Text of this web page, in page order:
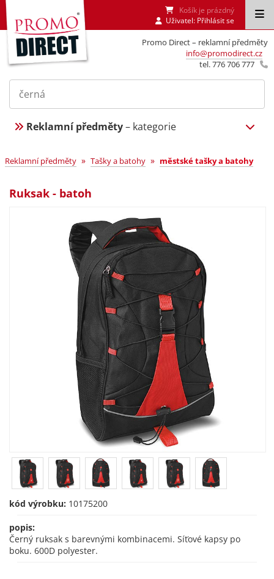
Promo Direct – reklamní předměty
info@promodirect.cz
tel. 776 706 777
Košík je prázdný
Uživatel: Přihlásit se
Reklamní předměty– kategorie
Reklamní předměty » Tašky a batohy » městské tašky a batohy
Ruksak - batoh
kód výrobku: 10175200
popis:
Černý ruksak s barevnými kombinacemi. Síťové kapsy po
boku. 600D polyester.